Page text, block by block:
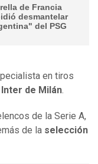
de Francia
desmantelar
del PSG
en tiros
Inter de Milán.
de la Serie A,
de la selección